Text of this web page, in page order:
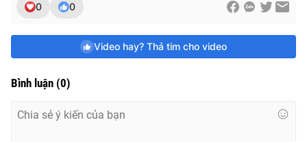
0 0
Video hay? Thả tim cho video
Bình luận (0)